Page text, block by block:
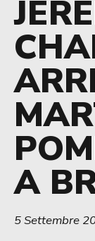
A
5 Settembre